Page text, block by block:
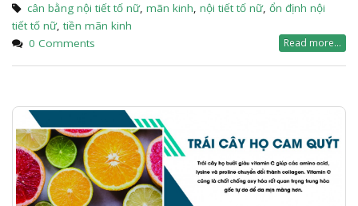
cân bằng nội tiết tố nữ, mãn kinh, nội tiết tố nữ, ổn định nội
tiết tố nữ, tiền mãn kinh
0 Comments
Read more...